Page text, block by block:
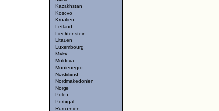
Kazakhstan
Kosovo
Kroatien
Letland
Liechtenstein
Litauen
Luxembourg
Malta
Moldova
Montenegro
Nordirland
Nordmakedonien
Norge
Polen
Portugal
Rumænien